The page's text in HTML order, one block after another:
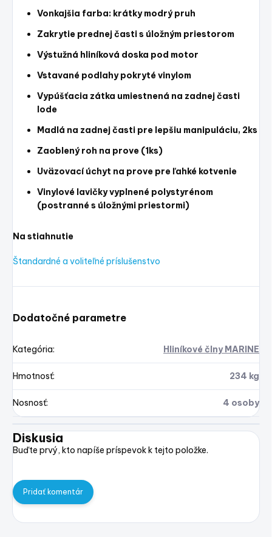
Vonkajšia farba: krátky modrý pruh
Zakrytie prednej časti s úložným priestorom
Výstužná hliníková doska pod motor
Vstavané podlahy pokryté vinylom
Vypúšťacia zátka umiestnená na zadnej časti
lode
Madlá na zadnej časti pre lepšiu manipuláciu, 2ks
Zaoblený roh na prove (1ks)
Uväzovací úchyt na prove pre ľahké kotvenie
Vinylové lavičky vyplnené polystyrénom
(postranné s úložnými priestormi)
Na stiahnutie
Štandardné a voliteľné príslušenstvo
Dodatočné parametre
Kategória: Hliníkové člny MARINE
Hmotnosť: 234 kg
Nosnosť: 4 osoby
Diskusia
Buďte prvý, kto napíše príspevok k tejto položke.
Pridať komentár